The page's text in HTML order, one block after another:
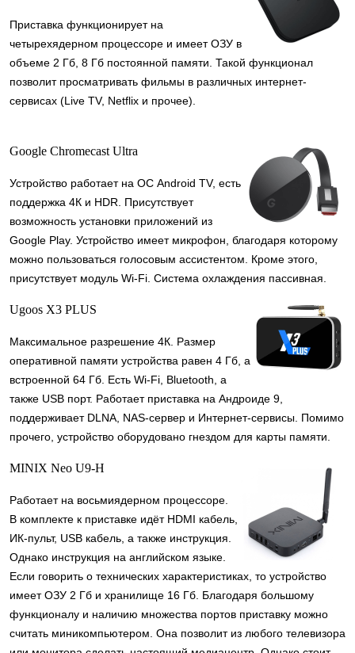
Приставка функционирует на
четырехядерном процессоре и имеет ОЗУ в
объеме 2 Гб, 8 Гб постоянной памяти. Такой функционал
позволит просматривать фильмы в различных интернет-
сервисах (Live TV, Netflix и прочее).
Google Chromecast Ultra
Устройство работает на ОС Android TV, есть
поддержка 4К и HDR. Присутствует
возможность установки приложений из
Google Play. Устройство имеет микрофон, благодаря которому
можно пользоваться голосовым ассистентом. Кроме этого,
присутствует модуль Wi-Fi. Система охлаждения пассивная.
Ugoos X3 PLUS
Максимальное разрешение 4К. Размер
оперативной памяти устройства равен 4 Гб, а
встроенной 64 Гб. Есть Wi-Fi, Bluetooth, а
также USB порт. Работает приставка на Андроиде 9,
поддерживает DLNA, NAS-сервер и Интернет-сервисы. Помимо
прочего, устройство оборудовано гнездом для карты памяти.
MINIX Neo U9-H
Работает на восьмиядерном процессоре.
В комплекте к приставке идёт HDMI кабель,
ИК-пульт, USB кабель, а также инструкция.
Однако инструкция на английском языке.
Если говорить о технических характеристиках, то устройство
имеет ОЗУ 2 Гб и хранилище 16 Гб. Благодаря большому
функционалу и наличию множества портов приставку можно
считать миникомпьютером. Она позволит из любого телевизора